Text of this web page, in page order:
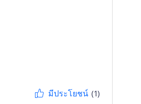
มีประโยชน์ (1)